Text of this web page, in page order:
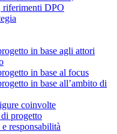
riferimenti DPO
in base agli attori
in base al focus
in base all’ambito di
coinvolte
progetto
responsabilità